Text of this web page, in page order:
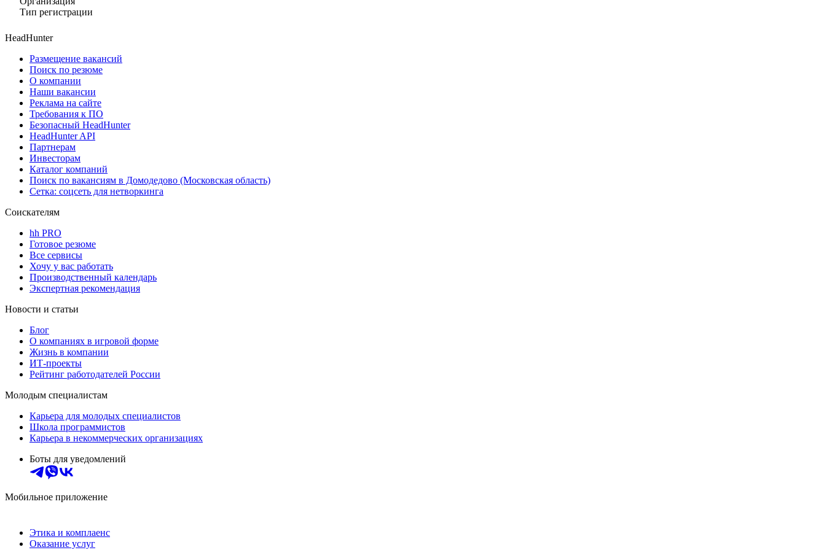
Тип регистрации
HeadHunter
Размещение вакансий
Поиск по резюме
О компании
Наши вакансии
Реклама на сайте
Требования к ПО
Безопасный HeadHunter
HeadHunter API
Партнерам
Инвесторам
Каталог компаний
Поиск по вакансиям в Домодедово (Московская область)
Сетка: соцсеть для нетворкинга
Соискателям
hh PRO
Готовое резюме
Все сервисы
Хочу у вас работать
Производственный календарь
Экспертная рекомендация
Новости и статьи
Блог
О компаниях в игровой форме
Жизнь в компании
ИТ-проекты
Рейтинг работодателей России
Молодым специалистам
Карьера для молодых специалистов
Школа программистов
Карьера в некоммерческих организациях
Боты для уведомлений
Мобильное приложение
Этика и комплаенс
Оказание услуг